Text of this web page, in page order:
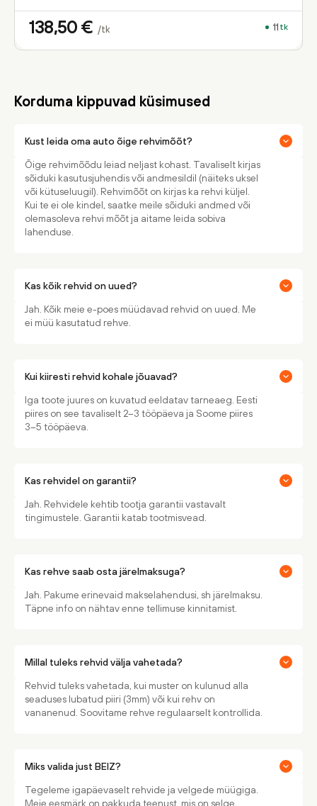
138,50 € /tk 11 tk
Korduma kippuvad küsimused
Kust leida oma auto õige rehvimõõt?
Õige rehvimõõdu leiad neljast kohast. Tavaliselt kirjas
sõiduki kasutusjuhendis või andmesildil (näiteks uksel
või kütuseluugil). Rehvimõõt on kirjas ka rehvi küljel.
Kui te ei ole kindel, saatke meile sõiduki andmed või
olemasoleva rehvi mõõt ja aitame leida sobiva
lahenduse.
Kas kõik rehvid on uued?
Jah. Kõik meie e-poes müüdavad rehvid on uued. Me
ei müü kasutatud rehve.
Kui kiiresti rehvid kohale jõuavad?
Iga toote juures on kuvatud eeldatav tarneaeg. Eesti
piires on see tavaliselt 2–3 tööpäeva ja Soome piires
3–5 tööpäeva.
Kas rehvidel on garantii?
Jah. Rehvidele kehtib tootja garantii vastavalt
tingimustele. Garantii katab tootmisvead.
Kas rehve saab osta järelmaksuga?
Jah. Pakume erinevaid makselahendusi, sh järelmaksu.
Täpne info on nähtav enne tellimuse kinnitamist.
Millal tuleks rehvid välja vahetada?
Rehvid tuleks vahetada, kui muster on kulunud alla
seaduses lubatud piiri (3mm) või kui rehv on
vananenud. Soovitame rehve regulaarselt kontrollida.
Miks valida just BEIZ?
Tegeleme igapäevaselt rehvide ja velgede müügiga.
Meie eesmärk on pakkuda teenust, mis on selge,